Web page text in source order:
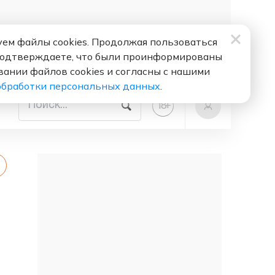
18+
файлы cookies. Продолжая пользоваться
что были проинформированы
файлов cookies и согласны с нашими
персональных данных.